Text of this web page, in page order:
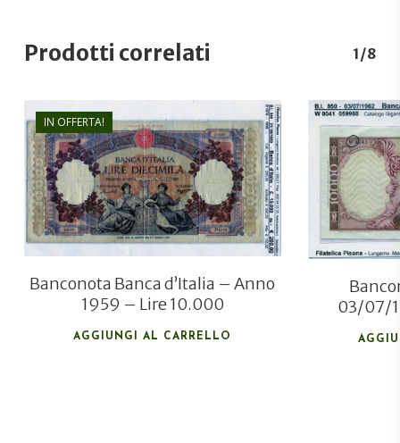
Prodotti correlati 1/8
IN OFFERTA!
€200,00
€150,00
Banconota Banca d’Italia – Anno
1959 – Lire 10.000
AGGIUNGI AL CARRELLO
03/07/